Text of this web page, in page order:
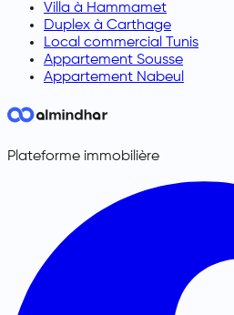
Villa à Hammamet
Duplex à Carthage
Local commercial Tunis
Appartement Sousse
Appartement Nabeul
Plateforme immobilière